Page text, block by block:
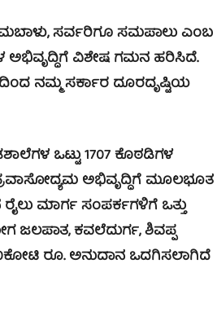
ಸರ್ವರಿಗೂ ಸಮಪಾಲು ಎಂಬ
ಅಭಿವೃದ್ಧಿಗೆ ವಿಶೇಷ ಗಮನ ಹರಿಸಿದೆ.
ನಮ್ಮ ಸರ್ಕಾರ ದೂರದೃಷ್ಟಿಯ
ಒಟ್ಟು 1707 ಕೊಠಡಿಗಳ
ಪ್ರವಾಸೋದ್ಯಮ ಅಭಿವೃದ್ಧಿಗೆ ಮೂಲಭೂತ
ಮಾರ್ಗ ಸಂಪರ್ಕಗಳಿಗೆ ಒತ್ತು
ಕವಲೆದುರ್ಗ, ಶಿವಪ್ಪ
ರೂ. ಅನುದಾನ ಒದಗಿಸಲಾಗಿದೆ